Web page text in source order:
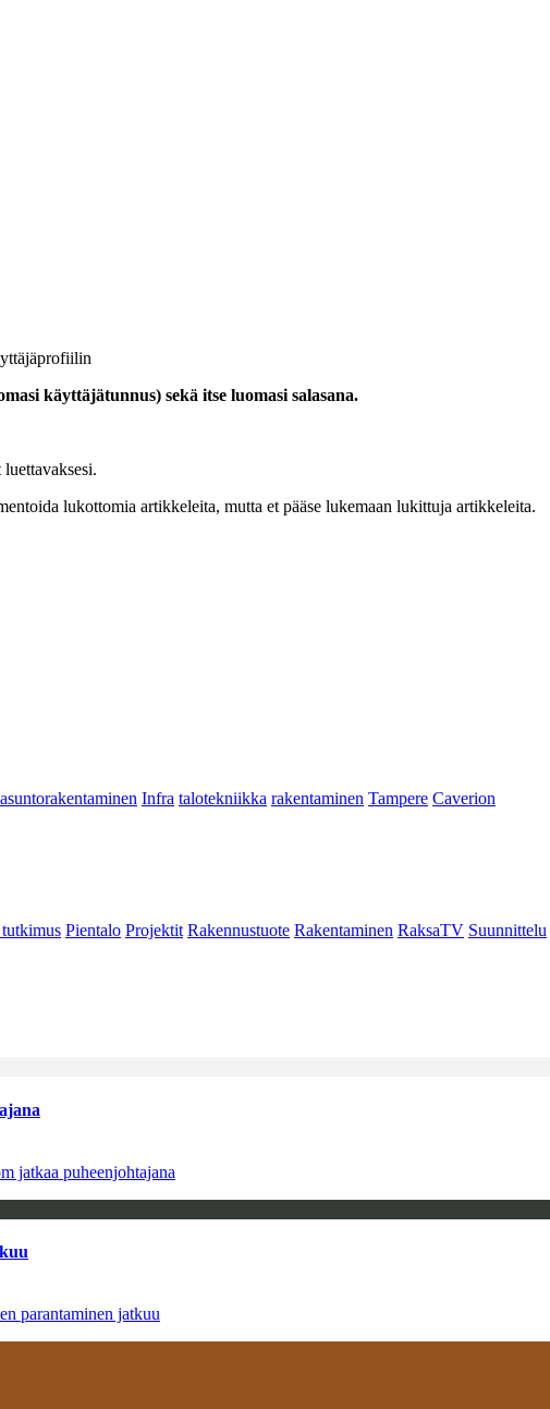
käyttäjätunnus) sekä itse luomasi salasana.
lukottomia artikkeleita, mutta et pääse lukemaan lukittuja artikkeleita.
asuntorakentaminen Infra talotekniikka rakentaminen Tampere Caverion
Pientalo Projektit Rakennustuote Rakentaminen RaksaTV Suunnittelu
jatkaa puheenjohtajana
parantaminen jatkuu